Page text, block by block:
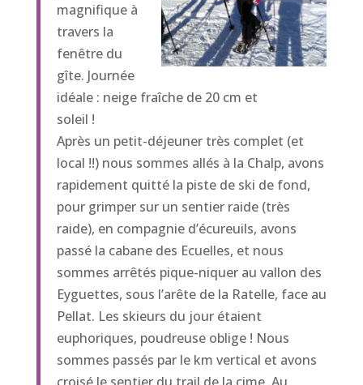
magnifique à
travers la
fenêtre du
gîte. Journée
idéale : neige fraîche de 20 cm et
soleil !
Après un petit-déjeuner très complet (et
local !!) nous sommes allés à la Chalp, avons
rapidement quitté la piste de ski de fond,
pour grimper sur un sentier raide (très
raide), en compagnie d’écureuils, avons
passé la cabane des Ecuelles, et nous
sommes arrêtés pique-niquer au vallon des
Eyguettes, sous l’arête de la Ratelle, face au
Pellat. Les skieurs du jour étaient
euphoriques, poudreuse oblige ! Nous
sommes passés par le km vertical et avons